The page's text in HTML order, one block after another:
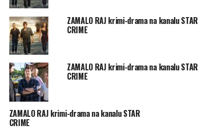
ZAMALO RAJ krimi-drama na kanalu STAR
CRIME
ZAMALO RAJ krimi-drama na kanalu STAR
CRIME
ZAMALO RAJ krimi-drama na kanalu STAR
CRIME